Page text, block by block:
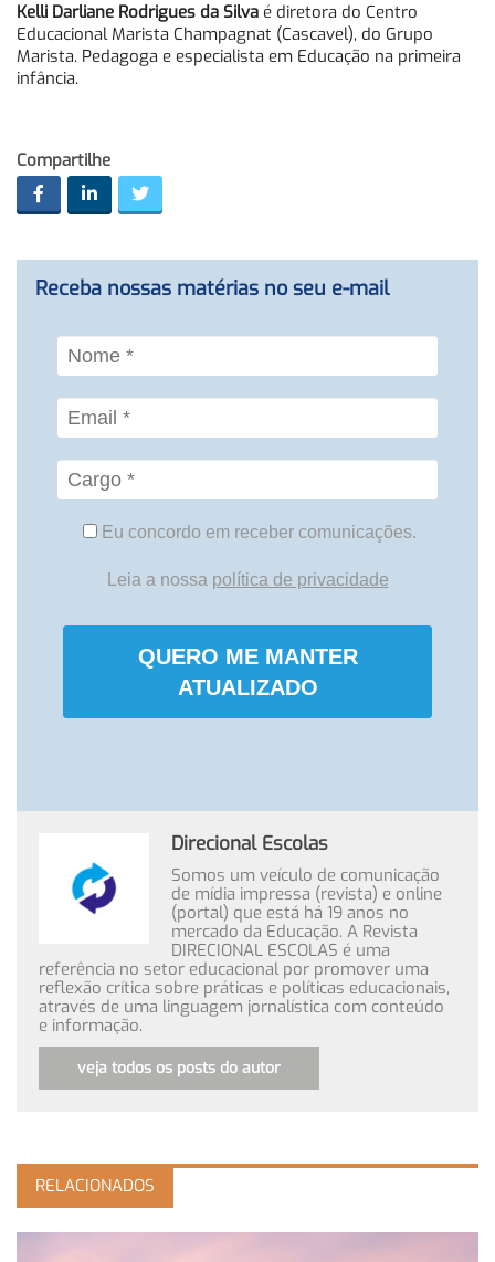
Kelli Darliane Rodrigues da Silva é diretora do Centro
Educacional Marista Champagnat (Cascavel), do Grupo
Marista. Pedagoga e especialista em Educação na primeira
infância.
Compartilhe
Receba nossas matérias no seu e-mail
Eu concordo em receber comunicações.
Leia a nossa política de privacidade
QUERO ME MANTER
ATUALIZADO
Direcional Escolas
Somos um veículo de comunicação
de mídia impressa (revista) e online
(portal) que está há 19 anos no
mercado da Educação. A Revista
DIRECIONAL ESCOLAS é uma
referência no setor educacional por promover uma
reflexão crítica sobre práticas e políticas educacionais,
através de uma linguagem jornalística com conteúdo
e informação.
veja todos os posts do autor
RELACIONADOS